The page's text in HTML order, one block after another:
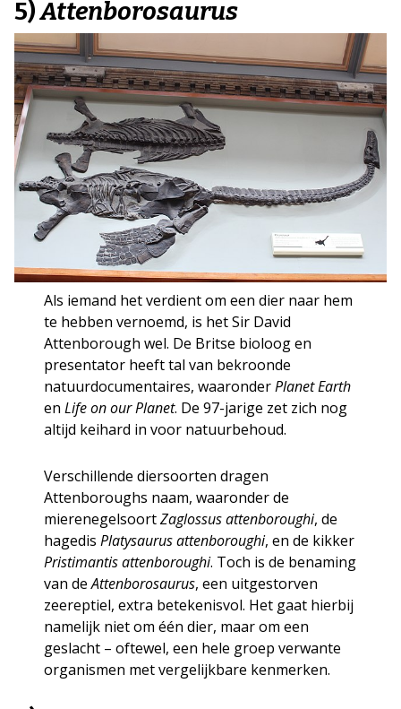
5)Attenborosaurus
Als iemand het verdient om een dier naar hem
te hebben vernoemd, is het Sir David
Attenborough wel. De Britse bioloog en
presentator heeft tal van bekroonde
natuurdocumentaires, waaronderPlanet Earth
enLife on our Planet. De 97-jarige zet zich nog
altijd keihard in voor natuurbehoud.
Verschillende diersoorten dragen
Attenboroughs naam, waaronder de
mierenegelsoortZaglossus attenboroughi, de
hagedisPlatysaurus attenboroughi, en de kikker
Pristimantis attenboroughi. Toch is de benaming
van deAttenborosaurus, een uitgestorven
zeereptiel, extra betekenisvol. Het gaat hierbij
namelijk niet om één dier, maar om een
geslacht – oftewel, een hele groep verwante
organismen met vergelijkbare kenmerken.